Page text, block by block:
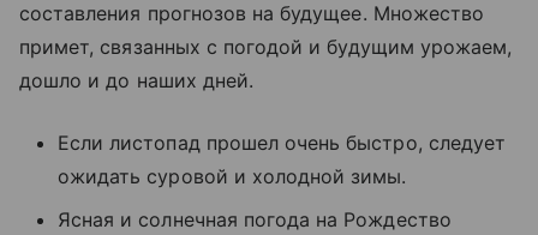
составления прогнозов на будущее. Множество
примет, связанных с погодой и будущим урожаем,
дошло и до наших дней.
Если листопад прошел очень быстро, следует
ожидать суровой и холодной зимы.
Ясная и солнечная погода на Рождество